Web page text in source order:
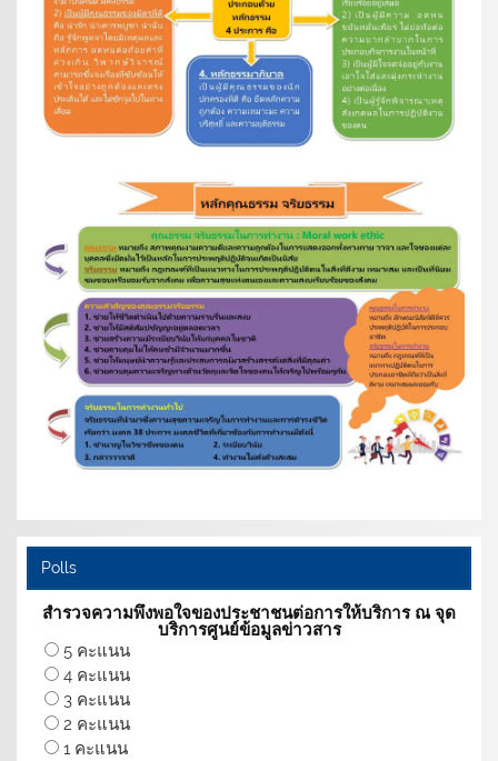
Polls
สำรวจความพึงพอใจของประชาชนต่อการให้บริการ ณ จุด
บริการศูนย์ข้อมูลข่าวสาร
5 คะแนน
4 คะแนน
3 คะแนน
2 คะแนน
1 คะแนน